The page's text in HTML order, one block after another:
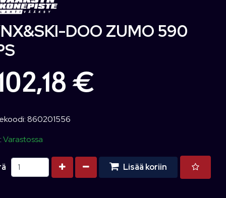
DOO ZUMO 590
€
860201556
Varastossa
Kasvata määrää
Vähennä määrää
Lisää koriin